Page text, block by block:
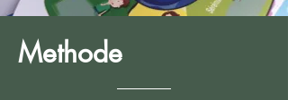
Methode